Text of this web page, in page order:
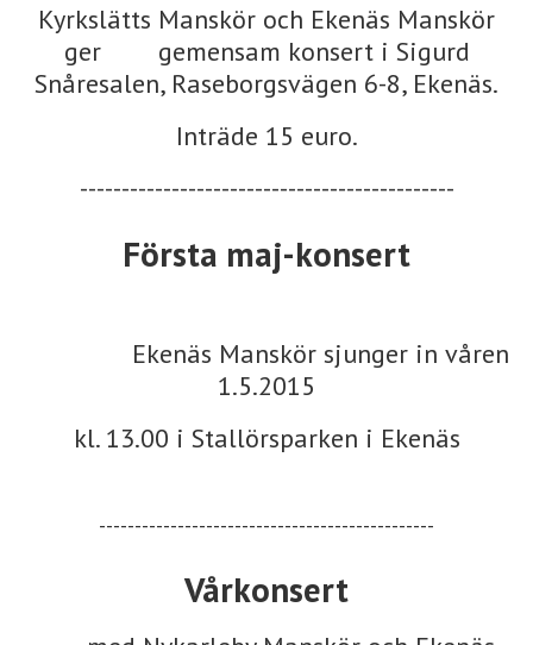
Kyrkslätts Manskör och Ekenäs Manskör
ger gemensam konsert i Sigurd
Snåresalen, Raseborgsvägen 6-8, Ekenäs.
Inträde 15 euro.
---------------------------------------------
Första maj-konsert
Ekenäs Manskör sjunger in våren
1.5.2015
kl. 13.00 i Stallörsparken i Ekenäs
-----------------------------------------------
Vårkonsert